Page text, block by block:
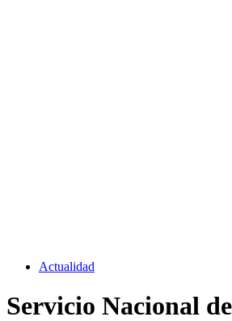
Actualidad
Servicio Nacional